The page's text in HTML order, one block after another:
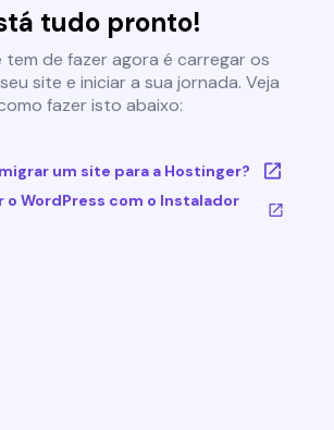
tudo pronto!
tem de fazer agora é carregar os
site e iniciar a sua jornada. Veja
fazer isto abaixo:
um site para a Hostinger?
o WordPress com o Instalador